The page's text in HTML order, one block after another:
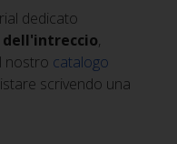
dedicato
,
nostro catalogo
scrivendo una